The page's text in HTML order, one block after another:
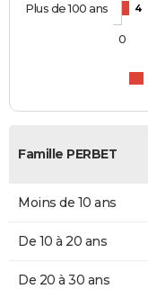
4
Plus de 100 ans
0
Famille PERBET
Moins de 10 ans
De 10 à 20 ans
De 20 à 30 ans